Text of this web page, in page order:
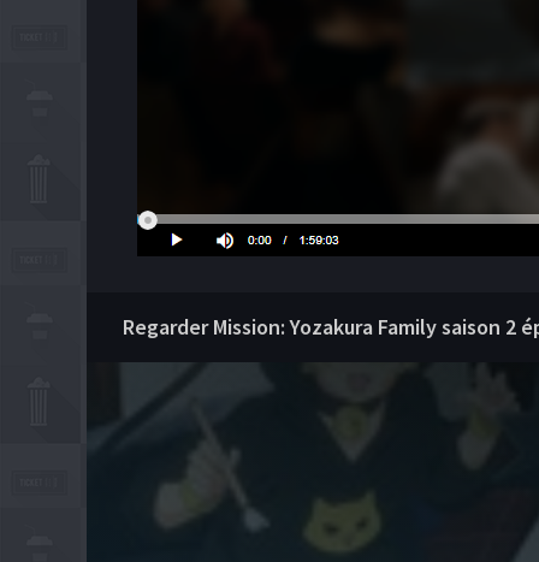
Regarder Mission: Yozakura Family saison 2